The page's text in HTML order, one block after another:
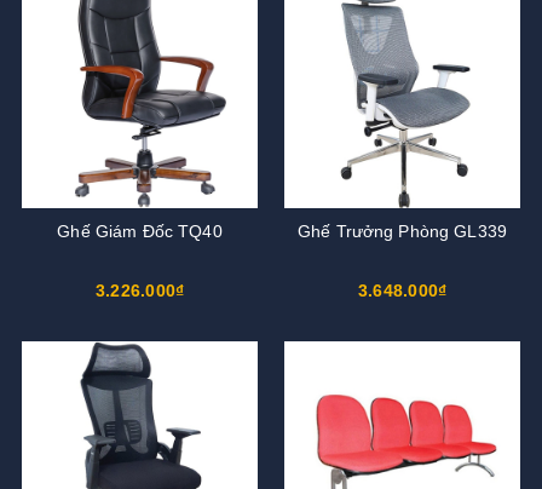
Ghế Giám Đốc TQ40
3.226.000₫
Ghế Trưởng Phòng GL339
3.648.000₫